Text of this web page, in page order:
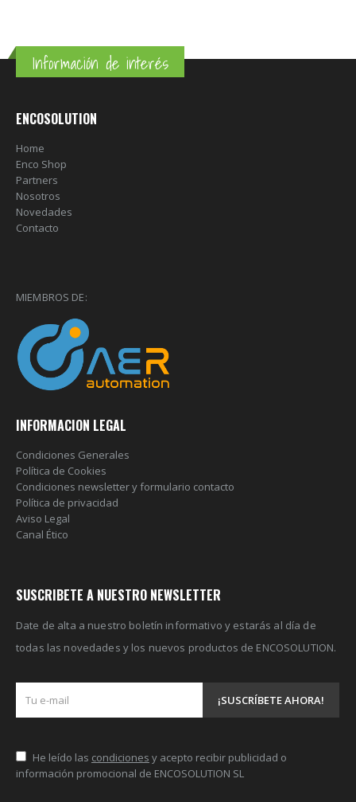
Información de interés
ENCOSOLUTION
Home
Enco Shop
Partners
Nosotros
Novedades
Contacto
MIEMBROS DE:
INFORMACION LEGAL
Condiciones Generales
Política de Cookies
Condiciones newsletter y formulario contacto
Política de privacidad
Aviso Legal
Canal Ético
SUSCRIBETE A NUESTRO NEWSLETTER
Date de alta a nuestro boletín informativo y estarás al día de
todas las novedades y los nuevos productos de ENCOSOLUTION.
He leído las condiciones y acepto recibir publicidad o
información promocional de ENCOSOLUTION SL